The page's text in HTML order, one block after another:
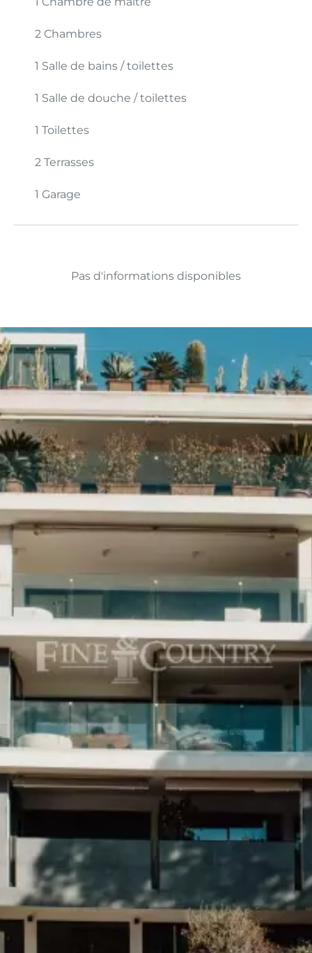
2 Chambres
1 Salle de bains / toilettes
1 Salle de douche / toilettes
1 Toilettes
2 Terrasses
1 Garage
Pas d'informations disponibles